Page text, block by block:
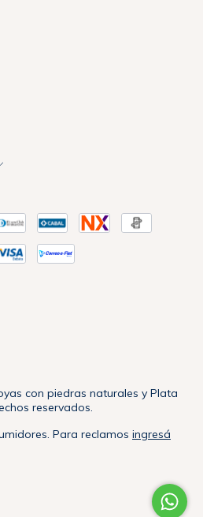
con piedras naturales y Plata
reservados.
Para reclamos ingresá